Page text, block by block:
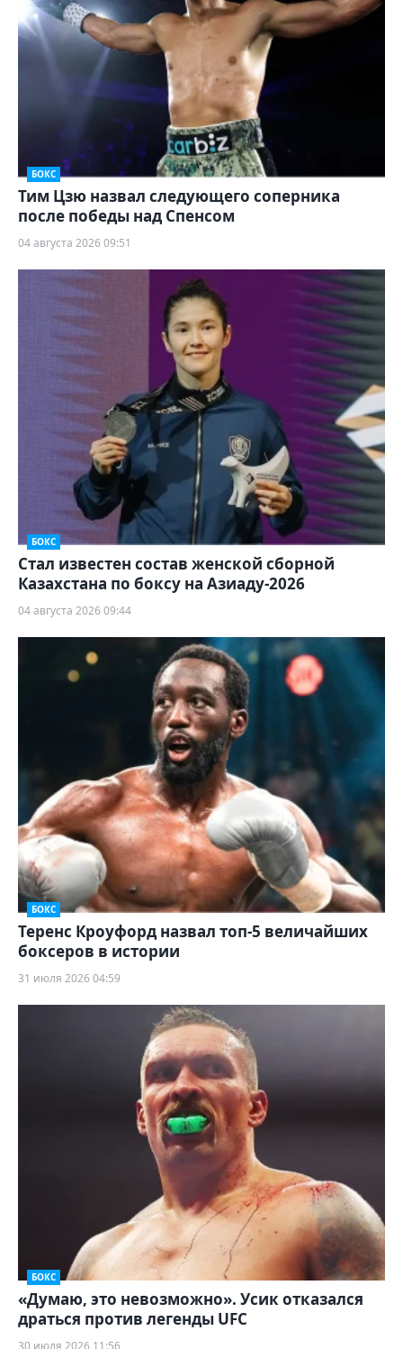
БОКС
Тим Цзю назвал следующего соперника
после победы над Спенсом
04 августа 2026 09:51
БОКС
Стал известен состав женской сборной
Казахстана по боксу на Азиаду-2026
04 августа 2026 09:44
БОКС
Теренс Кроуфорд назвал топ-5 величайших
боксеров в истории
31 июля 2026 04:59
БОКС
«Думаю, это невозможно». Усик отказался
драться против легенды UFC
30 июля 2026 11:56